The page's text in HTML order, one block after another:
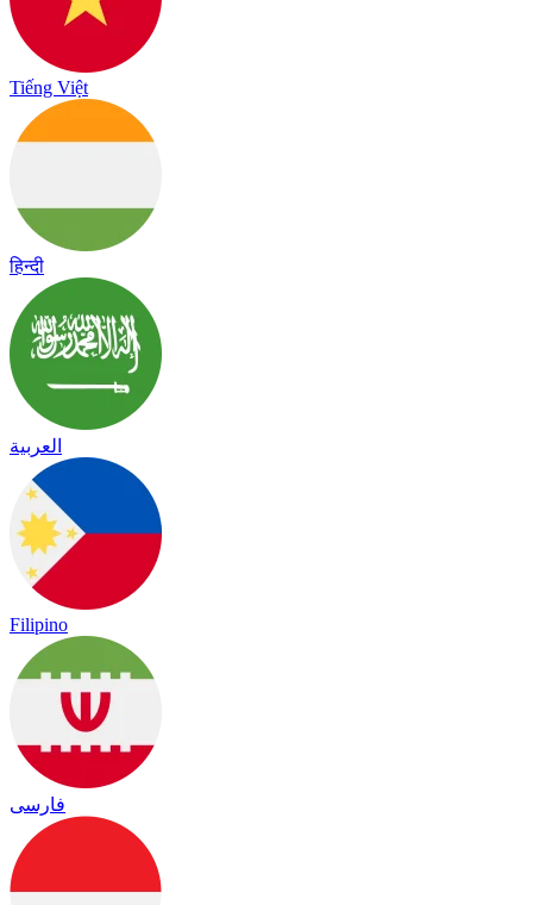
Tiếng Việt
हिन्दी
العربية
Filipino
فارسی